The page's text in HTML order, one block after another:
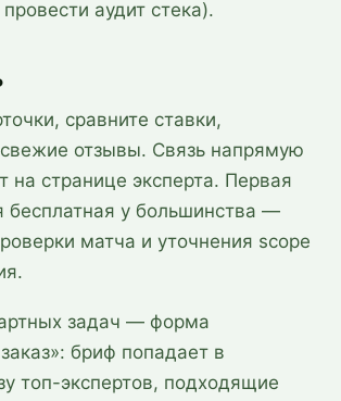
аудит стека).
сравните ставки,
отзывы. Связь напрямую
на странице эксперта. Первая
бесплатная у большинства —
матча и уточнения scope
задач — форма
бриф попадает в
топ-экспертов, подходящие